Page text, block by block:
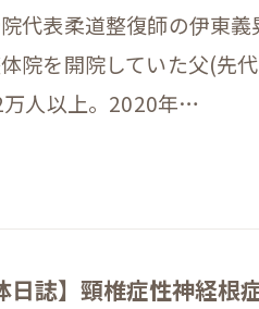
代表柔道整復師の伊東
院を開院していた父(先
万人以上。2020年…
日誌】頸椎症性神経根